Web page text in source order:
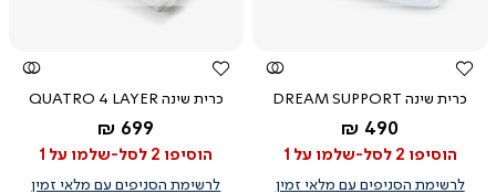
כרית שינה DREAM SUPPORT
החל מ-
490 ₪
הוסיפו 2 לסל-שלמו על 1
לבן
לרשימת הסניפים עם מלאי זמין
כרית שינה QUATRO 4 LAYER
החל מ-
699 ₪
הוסיפו 2 לסל-שלמו על 1
לבן
לרשימת הסניפים עם מלאי זמין